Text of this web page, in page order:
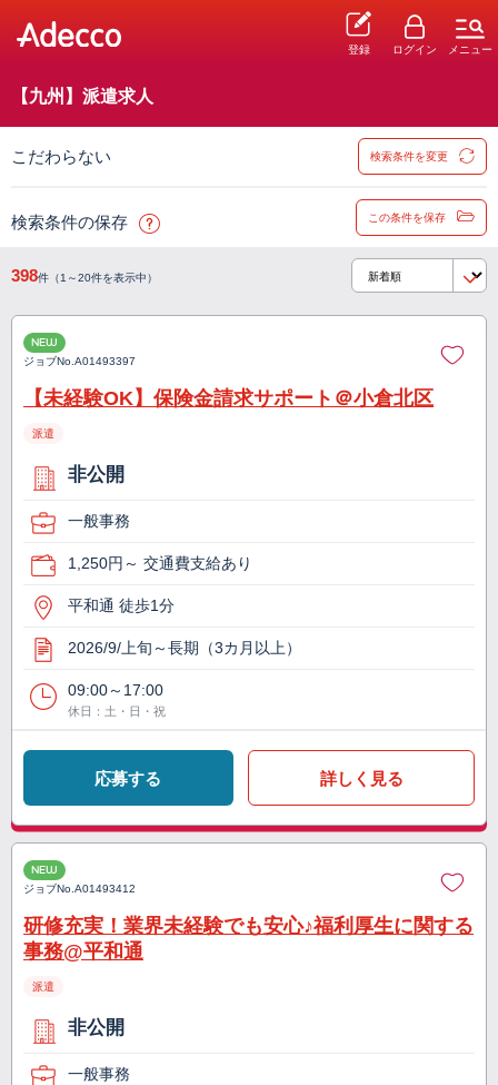
登録 ログイン メニュー
【九州】派遣求人
こだわらない 検索条件を変更
検索条件の保存 この条件を保存
398件（1～20件を表示中）
NEW
ジョブNo.A01493397
【未経験OK】保険金請求サポート＠小倉北区
派遣
非公開
一般事務
1,250円～ 交通費支給あり
平和通 徒歩1分
2026/9/上旬～長期（3カ月以上）
09:00～17:00
休日：土・日・祝
応募する 詳しく見る
NEW
ジョブNo.A01493412
研修充実！業界未経験でも安心♪福利厚生に関する
事務@平和通
派遣
非公開
一般事務